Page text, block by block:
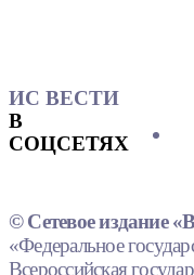
ИС ВЕСТИ
В
СОЦСЕТЯХ
© Сетевое издание
«Федеральное
Всероссийская